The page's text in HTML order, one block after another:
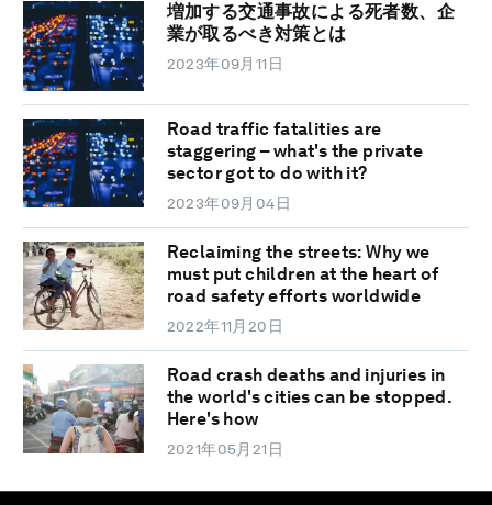
増加する交通事故による死者数、企
業が取るべき対策とは
2023年09月11日
Road traffic fatalities are
staggering – what's the private
sector got to do with it?
2023年09月04日
Reclaiming the streets: Why we
must put children at the heart of
road safety efforts worldwide
2022年11月20日
Road crash deaths and injuries in
the world's cities can be stopped.
Here's how
2021年05月21日